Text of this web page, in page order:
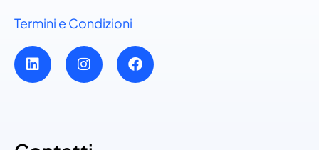
Termini e Condizioni